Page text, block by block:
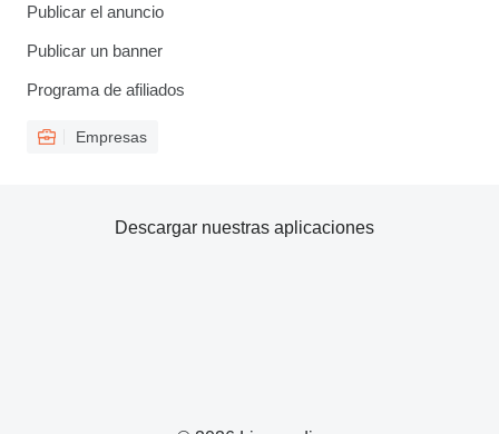
Publicar el anuncio
Publicar un banner
Programa de afiliados
Empresas
Descargar nuestras aplicaciones